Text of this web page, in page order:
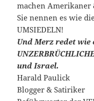
machen Amerikaner
Sie nennen es wie
UMSIEDELN!
Und Merz redet
und Israel.
Harald Paulick
Blogger & Satiriker